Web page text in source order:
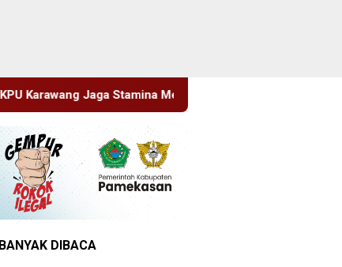
Menuju Pemilu 2029
DIBACA